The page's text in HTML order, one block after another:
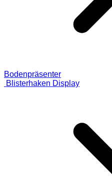
Bodenpräsenter
Blisterhaken Display